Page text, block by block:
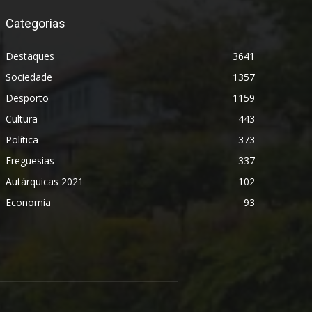
Categorias
Destaques
3641
Sociedade
1357
Desporto
1159
Cultura
443
Política
373
Freguesias
337
Autárquicas 2021
102
Economia
93